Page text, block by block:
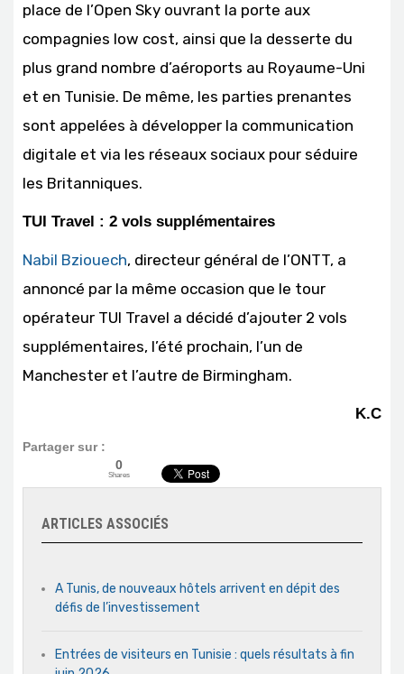
place de l’Open Sky ouvrant la porte aux
compagnies low cost, ainsi que la desserte du
plus grand nombre d’aéroports au Royaume-Uni
et en Tunisie. De même, les parties prenantes
sont appelées à développer la communication
digitale et via les réseaux sociaux pour séduire
les Britanniques.
TUI Travel : 2 vols supplémentaires
Nabil Bziouech, directeur général de l’ONTT, a
annoncé par la même occasion que le tour
opérateur TUI Travel a décidé d’ajouter 2 vols
supplémentaires, l’été prochain, l’un de
Manchester et l’autre de Birmingham.
K.C
Partager sur :
0
Shares
ARTICLES ASSOCIÉS
A Tunis, de nouveaux hôtels arrivent en dépit des
défis de l’investissement
Entrées de visiteurs en Tunisie : quels résultats à fin